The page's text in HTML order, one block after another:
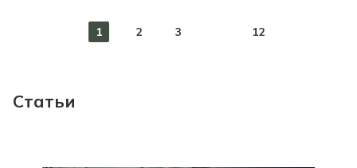
1 2 3 12
Статьи